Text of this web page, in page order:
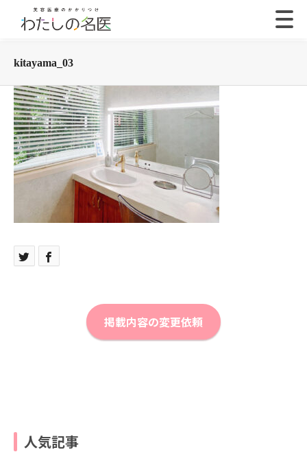
kitayama_03
掲載内容の変更依頼
人気記事